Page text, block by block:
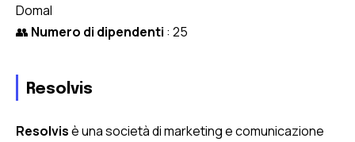
Domal
👥 Numero di dipendenti : 25
Resolvis
Resolvisè una società di marketing e comunicazione